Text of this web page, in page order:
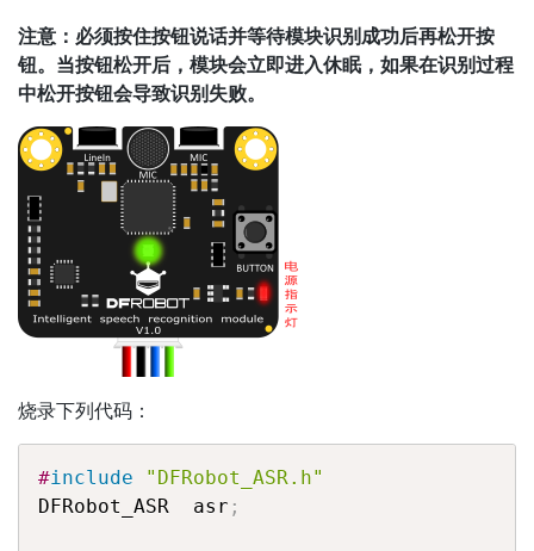
注意：必须按住按钮说话并等待模块识别成功后再松开按
钮。当按钮松开后，模块会立即进入休眠，如果在识别过程
中松开按钮会导致识别失败。
烧录下列代码：
#include
"DFRobot_ASR.h"
DFRobot_ASR  asr ;